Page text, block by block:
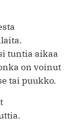
tuntia aikaa
on voinut
tai puukko.